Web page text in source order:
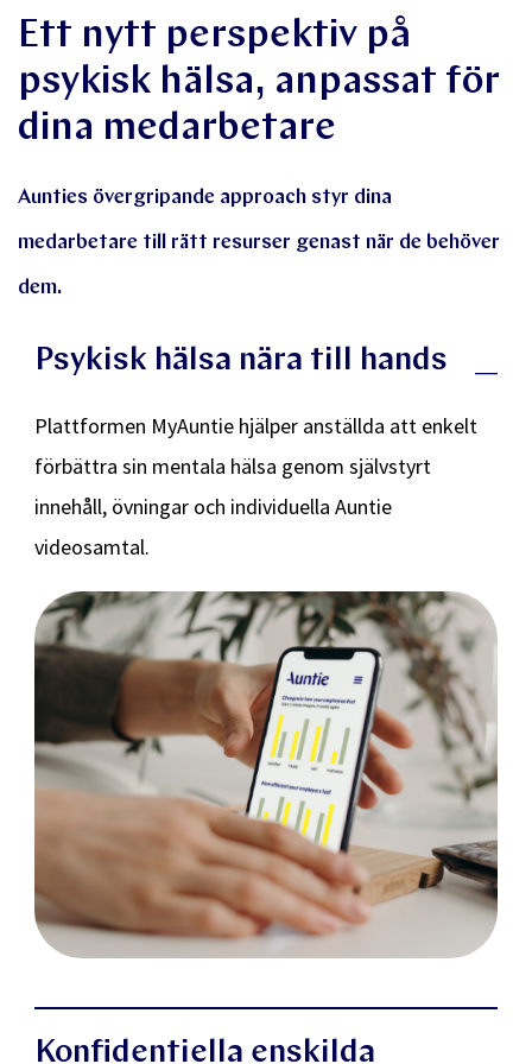
Ett nytt perspektiv på
psykisk hälsa, anpassat för
dina medarbetare
Aunties övergripande approach styr dina
medarbetare till rätt resurser genast när de behöver
dem.
Psykisk hälsa nära till hands
Plattformen MyAuntie hjälper anställda att enkelt
förbättra sin mentala hälsa genom självstyrt
innehåll, övningar och individuella Auntie
videosamtal.
Konfidentiella enskilda